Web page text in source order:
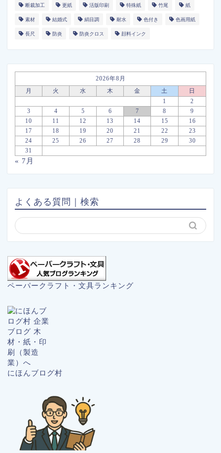
断裁加工 更紙 活版印刷 特殊紙 竹尾 紙
素材 結婚式 絹目調 耐水 色付き 色画用紙
長尺 防炎 防炎クロス 顔料インク
2026年8月
月
火 水 木 金 土
日
1
2
3
4 5 6 7 8
9
10
11 12 13 14 15
16
17
18 19 20 21 22
23
24
25 26 27 28 29
30
31
« 7月
よくある質問｜検索
ペーパークラフト・文具ランキング
にほんブログ村